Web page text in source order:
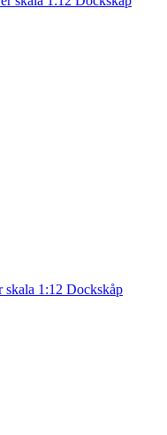
1:12 Dockskåp